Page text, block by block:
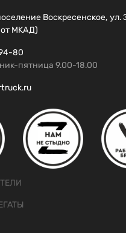
Воскресенское, ул.
от МКАД)
80
пятница 9.00-18.00